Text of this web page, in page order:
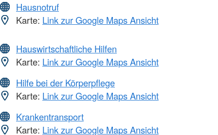
Hausnotruf
Karte: Link zur Google Maps Ansicht
Hauswirtschaftliche Hilfen
Karte: Link zur Google Maps Ansicht
Hilfe bei der Körperpflege
Karte: Link zur Google Maps Ansicht
Krankentransport
Karte: Link zur Google Maps Ansicht